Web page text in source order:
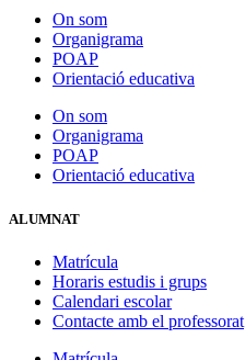
On som
Organigrama
POAP
Orientació educativa
On som
Organigrama
POAP
Orientació educativa
ALUMNAT
Matrícula
Horaris estudis i grups
Calendari escolar
Contacte amb el professorat